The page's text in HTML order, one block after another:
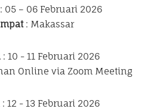
: 05 – 06 Februari 2026
: Makassar
: 10 - 11 Februari 2026
Online via Zoom Meeting
: 12 - 13 Februari 2026